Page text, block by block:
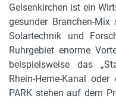
Gelsenkirchen ist ein
gesunder Branchen-
Solartechnik und
Ruhrgebiet enorme
beispielsweise das
Rhein-Herne-Kanal
PARK stehen auf dem